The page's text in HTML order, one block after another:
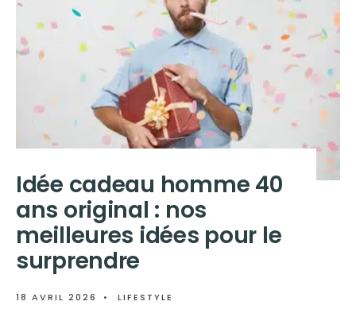
Idée cadeau homme 40
ans original : nos
meilleures idées pour le
surprendre
18 AVRIL 2026 • LIFESTYLE